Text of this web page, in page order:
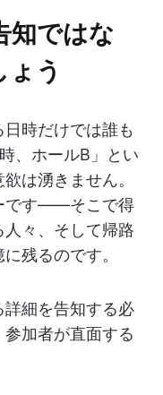
知ではな
う
時だけでは誰も
、ホールB」とい
は湧きません。
です——そこで得
々、そして帰路
残るのです。
詳細を告知する必
加者が直面する